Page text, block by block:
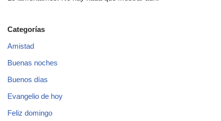
Categorías
Amistad
Buenas noches
Buenos días
Evangelio de hoy
Feliz domingo